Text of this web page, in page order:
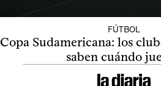
FÚTBOL
Copa Sudamericana: los
saben cuándo